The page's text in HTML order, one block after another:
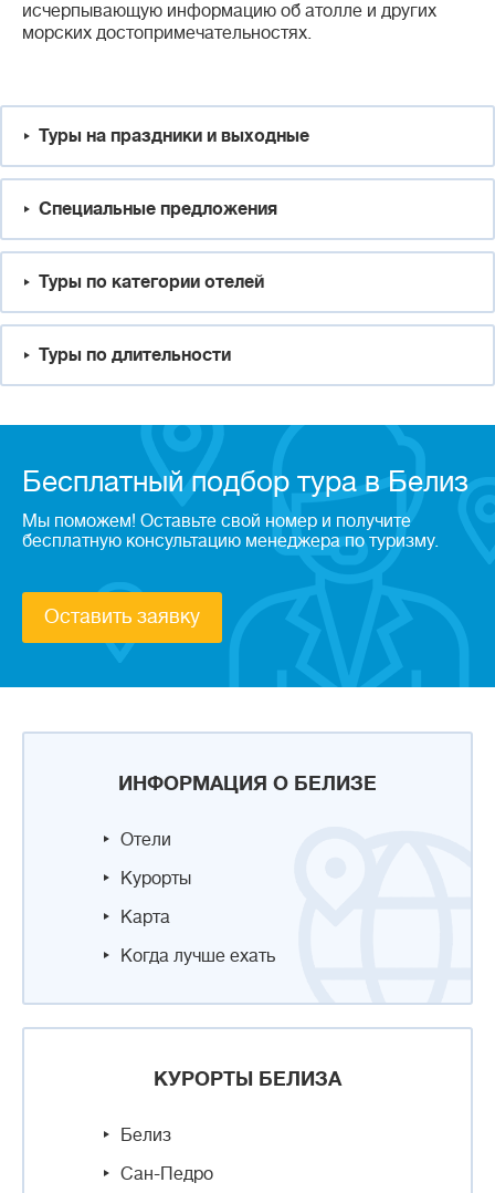
ИНФОРМАЦИЯ О БЕЛИЗЕ
Отели
Курорты
Карта
Когда лучше ехать
КУРОРТЫ БЕЛИЗА
Белиз
Сан-Педро
исчерпывающую информацию об атолле и других
морских достопримечательностях.
Туры на праздники и выходные
Специальные предложения
Туры по категории отелей
Туры по длительности
Бесплатный подбор тура в Белиз
Мы поможем! Оставьте свой номер и получите
бесплатную консультацию менеджера по туризму.
Оставить заявку